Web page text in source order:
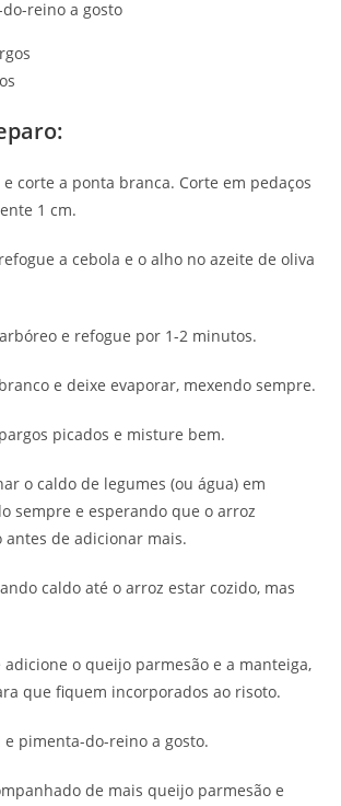
reino a gosto
e corte a ponta branca. Corte em pedaços
1 cm.
a cebola e o alho no azeite de oliva
e refogue por 1-2 minutos.
e deixe evaporar, mexendo sempre.
picados e misture bem.
o caldo de legumes (ou água) em
sempre e esperando que o arroz
de adicionar mais.
caldo até o arroz estar cozido, mas
adicione o queijo parmesão e a manteiga,
que fiquem incorporados ao risoto.
e pimenta-do-reino a gosto.
de mais queijo parmesão e